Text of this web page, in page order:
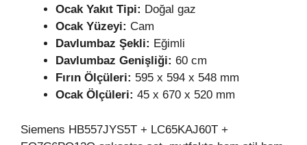
Ocak Yakıt Tipi: Doğal gaz
Ocak Yüzeyi: Cam
Davlumbaz Şekli: Eğimli
Davlumbaz Genişliği: 60 cm
Fırın Ölçüleri: 595 x 594 x 548 mm
Ocak Ölçüleri: 45 x 670 x 520 mm
Siemens HB557JYS5T + LC65KAJ60T +